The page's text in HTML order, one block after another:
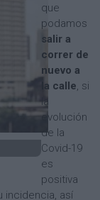
que
podamos
salir a
correr de
nuevo a
la calle, si
la
evolución
de la
Covid-19
es
positiva
incidencia, así